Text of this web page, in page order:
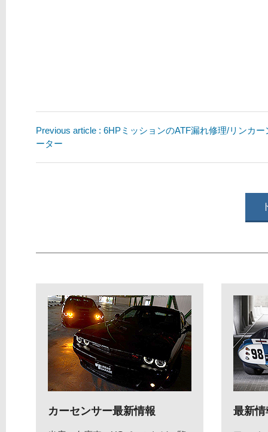
Previous article : 6HPミッションのATF漏れ修理/リンカー
ーター
カーセンサー最新情報 最新情